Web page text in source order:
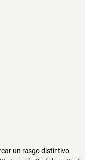
un rasgo distintivo